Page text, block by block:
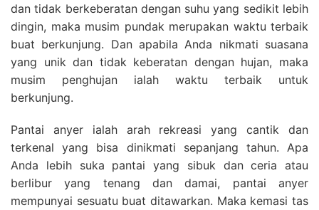
dan tidak berkeberatan dengan suhu yang sedikit lebih
dingin, maka musim pundak merupakan waktu terbaik
buat berkunjung. Dan apabila Anda nikmati suasana
yang unik dan tidak keberatan dengan hujan, maka
musim penghujan ialah waktu terbaik untuk
berkunjung.
Pantai anyer ialah arah rekreasi yang cantik dan
terkenal yang bisa dinikmati sepanjang tahun. Apa
Anda lebih suka pantai yang sibuk dan ceria atau
berlibur yang tenang dan damai, pantai anyer
mempunyai sesuatu buat ditawarkan. Maka kemasi tas